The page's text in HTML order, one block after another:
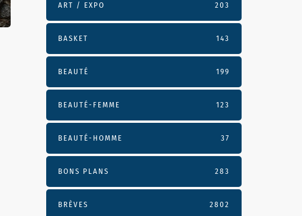
ART / EXPO 203
BASKET 143
BEAUTÉ 199
BEAUTÉ-FEMME 123
BEAUTÉ-HOMME 37
BONS PLANS 283
BRÈVES 2802